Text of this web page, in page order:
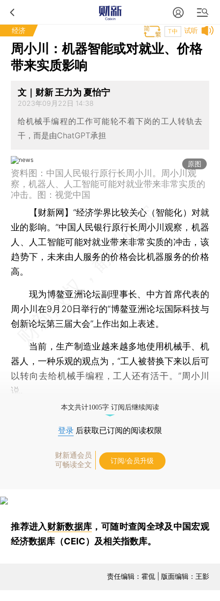
经济 试听
T中
周小川：机器智能或对就业、价格
带来实质影响
文｜财新 王力为 夏怡宁
2023年09月22日 14:38
给机械手编程的工作可能轮不着下岗的工人转轨去
干，而是由ChatGPT承担
原图
资料图：中国人民银行原行长周小川。周小川观
察，机器人、人工智能可能对就业带来非常实质的
冲击。图：视觉中国
【财新网】 “经济学界比较关心（智能化）对就
业的影响。”中国人民银行原行长周小川观察，机器
人、人工智能可能对就业带来非常实质的冲击，该
趋势下，未来由人服务的价格会比机器服务的价格
高。
现为博鳌亚洲论坛副理事长、中方首席代表的
周小川在9月20日举行的“博鳌亚洲论坛国际科技与
创新论坛第三届大会”上作出如上表述。
当前，生产制造业越来越多地使用机械手、机
器人，一种乐观的观点为，“工人被替换下来以后可
以转向去给机械手编程，工人还有活干。”周小川
说。
本文共计1005字 订阅后继续阅读
登录 后获取已订阅的阅读权限
财新通会员
可畅读全文
订阅/会员升级
推荐进入财新数据库 ，可随时查阅全球及中国宏观
经济数据库（CEIC）及相关指数库。
责任编辑：霍侃 | 版面编辑：王影